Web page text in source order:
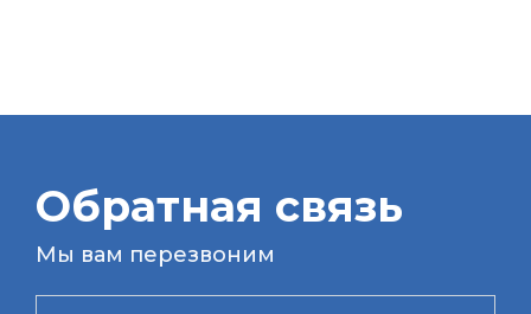
Обратная связь
Мы вам перезвоним